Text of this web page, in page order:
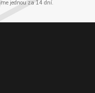
jednou za 14 dní.